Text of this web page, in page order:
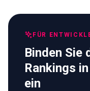
FÜR
Binden Sie
Rankings
ein